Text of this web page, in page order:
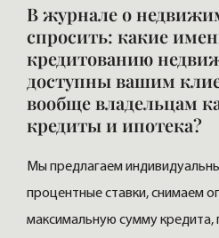
В журнале о
спросить: какие
кредитованию
доступны вашим
вообще владельцам
кредиты и ипотека?
Мы предлагаем
процентные ставки, снимаем
максимальную сумму